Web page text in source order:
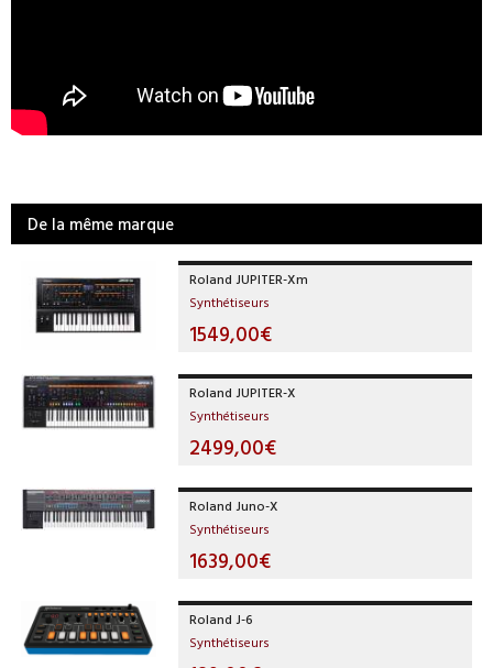
De la même marque
Roland JUPITER-Xm
Synthétiseurs
1549,00€
Roland JUPITER-X
Synthétiseurs
2499,00€
Roland Juno-X
Synthétiseurs
1639,00€
Roland J-6
Synthétiseurs